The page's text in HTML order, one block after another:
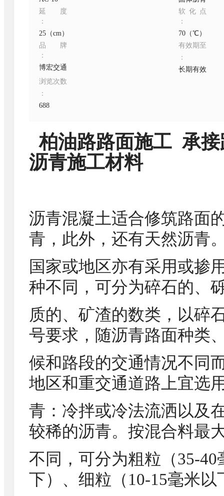
延度
：
25（cm）
软化点
：
70（℃）
品牌
：
博宏交通
有效期至
：
长期有效
浏览次数
：
688
柏油路路面施工 承
沥青施工材料
沥青混凝土适合修筑路面
青，此外，还有天然沥青
国家或地区亦有采用或掺
种不同，可分为碎石的、
质的、矿渣的数类，以碎
号要求，随沥青路面种类
候和路段的交通情况不同
地区和重交通道路上宜选
青：冷拌或冷法流洒以及
较稀的沥青。按混合料最
不同，可分为粗粒（35-
下）、细粒（10-15毫米以